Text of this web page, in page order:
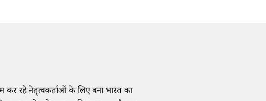
कर रहे नेतृत्वकर्ताओं के लिए बना भारत का